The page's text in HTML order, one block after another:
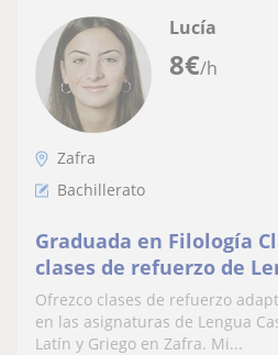
8€/h
Lucía
Zafra
Bachillerato
Graduada en Filología
clases de refuerzo de
Literatura, Latín y
Ofrezco clases de refuerzo
en las asignaturas de Lengua
Latín y Griego en Zafra. Mi...